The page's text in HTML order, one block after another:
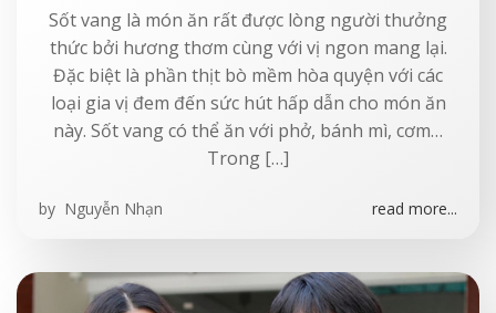
Sốt vang là món ăn rất được lòng người thưởng
thức bởi hương thơm cùng với vị ngon mang lại.
Đặc biệt là phần thịt bò mềm hòa quyện với các
loại gia vị đem đến sức hút hấp dẫn cho món ăn
này. Sốt vang có thể ăn với phở, bánh mì, cơm…
Trong […]
by Nguyễn Nhạn read more...